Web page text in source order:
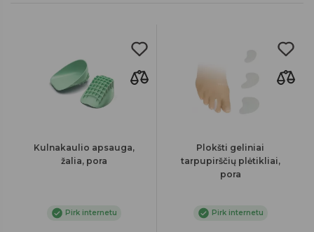
Kulnakaulio apsauga,
žalia, pora
Pirk internetu
Plokšti geliniai
tarpupirščių plėtikliai,
pora
Pirk internetu